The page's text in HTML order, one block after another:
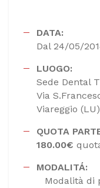
DATA:
Dal 24/05/
LUOGO:
Sede Dental
Via
Viareggio (LU)
QUOTA
180.00€
MODALITÁ:
Modalità di